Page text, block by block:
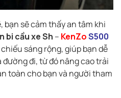
bạn sẽ cảm thấy an tâm khi
bi cầu xe Sh – KenZoS500
sáng rộng, giúp bạn dễ
đi, từ đó nâng cao trải
toàn cho bạn và người tham